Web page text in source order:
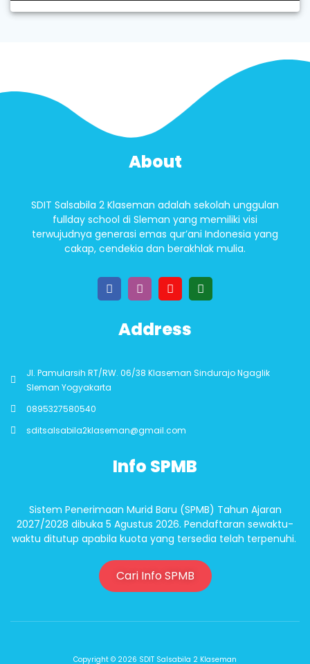
About
SDIT Salsabila 2 Klaseman adalah sekolah unggulan
fullday school di Sleman yang memiliki visi
terwujudnya generasi emas qur’ani Indonesia yang
cakap, cendekia dan berakhlak mulia.
Address
Jl. Pamularsih RT/RW. 06/38 Klaseman Sindurajo Ngaglik
Sleman Yogyakarta
0895327580540
sditsalsabila2klaseman@gmail.com
Info SPMB
Sistem Penerimaan Murid Baru (SPMB) Tahun Ajaran
2027/2028 dibuka 5 Agustus 2026. Pendaftaran sewaktu-
waktu ditutup apabila kuota yang tersedia telah terpenuhi.
Cari Info SPMB
Copyright © 2026 SDIT Salsabila 2 Klaseman